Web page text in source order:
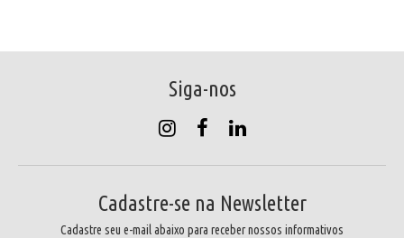
Siga-nos
Cadastre-se na Newsletter
Cadastre seu e-mail abaixo para receber nossos informativos